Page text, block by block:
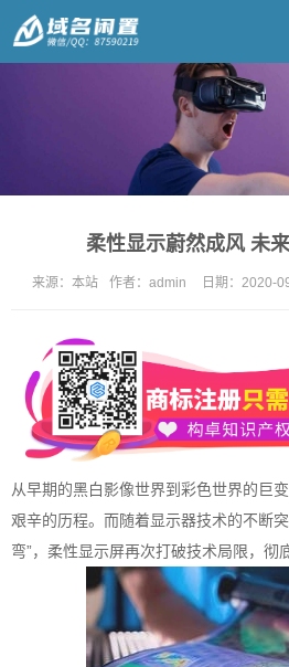
柔性显示蔚然成风 未
来源： 本站 作者： admin 日期： 2020-
从早期的黑白影像世界到彩色世界的巨
艰辛的历程。而随着显示器技术的不断
弯”，柔性显示屏再次打破技术局限，彻